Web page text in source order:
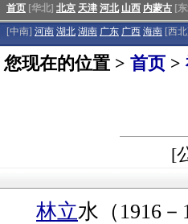
首页 [华北] 北京 天津 河北 山西 内蒙古 [
[中南] 河南 湖北 湖南 广东 广西 海南 [西北]
您现在的位置 > 首页 >
[
林立水（1916－